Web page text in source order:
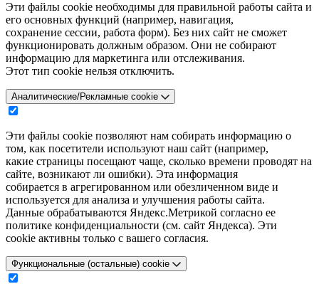
Эти файлы cookie необходимы для правильной работы сайта и
его основных функций (например, навигация,
сохранение сессии, работа форм). Без них сайт не сможет
функционировать должным образом. Они не собирают
информацию для маркетинга или отслеживания.
Этот тип cookie нельзя отключить.
Аналитические/Рекламные cookie
Эти файлы cookie позволяют нам собирать информацию о
том, как посетители используют наш сайт (например,
какие страницы посещают чаще, сколько времени проводят на
сайте, возникают ли ошибки). Эта информация
собирается в агрегированном или обезличенном виде и
используется для анализа и улучшения работы сайта.
Данные обрабатываются Яндекс.Метрикой согласно ее
политике конфиденциальности (см. сайт Яндекса). Эти
cookie активны только с вашего согласия.
Функциональные (остальные) cookie